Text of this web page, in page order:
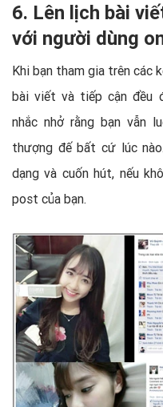
6. Lên lịch bài
với người dùng
Khi bạn tham gia trên các
bài viết và tiếp cận đều
nhắc nhở rằng bạn vẫn
thượng đế bất cứ lúc
dạng và cuốn hút, nếu
post của bạn.